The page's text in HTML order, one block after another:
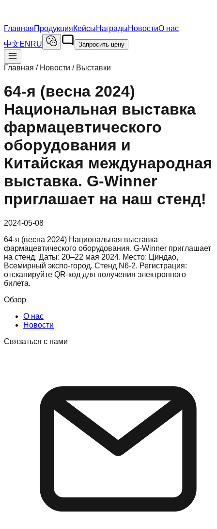
ГлавнаяПродукцияКейсыНаградыНовостиО нас
中文EN RU Запросить цену
Главная / Новости / Выставки
64-я (весна 2024)
Национальная выставка
фармацевтического
оборудования и
Китайская международная
выставка. G-Winner
приглашает на наш стенд!
2024-05-08
64-я (весна 2024) Национальная выставка
фармацевтического оборудования. G-Winner приглашает
на стенд. Даты: 20–22 мая 2024. Место: Циндао,
Всемирный экспо-город. Стенд N6-2. Регистрация:
отсканируйте QR-код для получения электронного
билета.
Обзор
О нас
Новости
Связаться с нами